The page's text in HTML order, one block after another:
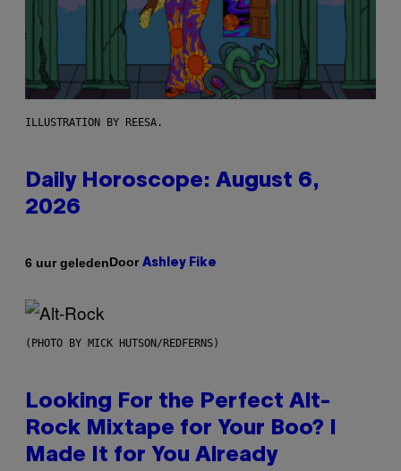
ILLUSTRATION BY REESA.
Daily Horoscope: August 6,
2026
6 uur geledenDoor Ashley Fike
(PHOTO BY MICK HUTSON/REDFERNS)
Looking For the Perfect Alt-
Rock Mixtape for Your Boo? I
Made It for You Already